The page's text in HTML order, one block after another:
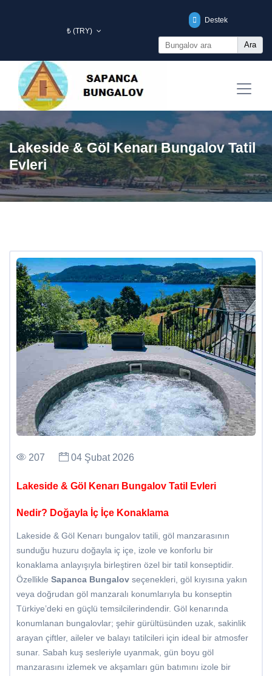
₺ (TRY)
Destek
Ara
Lakeside & Göl Kenarı Bungalov Tatil
Evleri
207 04 Şubat 2026
Lakeside & Göl Kenarı Bungalov Tatil Evleri
Nedir? Doğayla İç İçe Konaklama
Lakeside & Göl Kenarı bungalov tatili, göl manzarasının
sunduğu huzuru doğayla iç içe, izole ve konforlu bir
konaklama anlayışıyla birleştiren özel bir tatil konseptidir.
Özellikle Sapanca Bungalov seçenekleri, göl kıyısına yakın
veya doğrudan göl manzaralı konumlarıyla bu konseptin
Türkiye’deki en güçlü temsilcilerindendir. Göl kenarında
konumlanan bungalovlar; şehir gürültüsünden uzak, sakinlik
arayan çiftler, aileler ve balayı tatilcileri için ideal bir atmosfer
sunar. Sabah kuş sesleriyle uyanmak, gün boyu göl
manzarasını izlemek ve akşamları gün batımını izole bir